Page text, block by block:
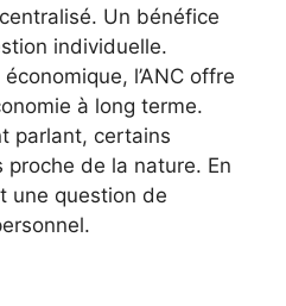
Un bénéfice
individuelle.
l’ANC offre
à long terme.
parlant, certains
proche de la nature. En
une question de